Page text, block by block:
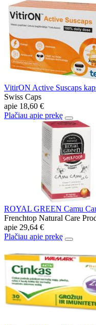
VitirON Active Suscaps
Swiss Caps
apie 18,60 €
Plačiau apie prekę
ROYAL GREEN Camu
Frenchtop Natural Care
apie 29,64 €
Plačiau apie prekę